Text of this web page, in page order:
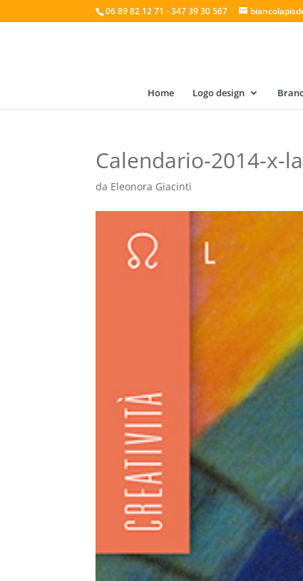
06 89 82 12 71 - 347 39 30 567
Home Logo design
Calendario-2014-x-
da Eleonora Giacinti